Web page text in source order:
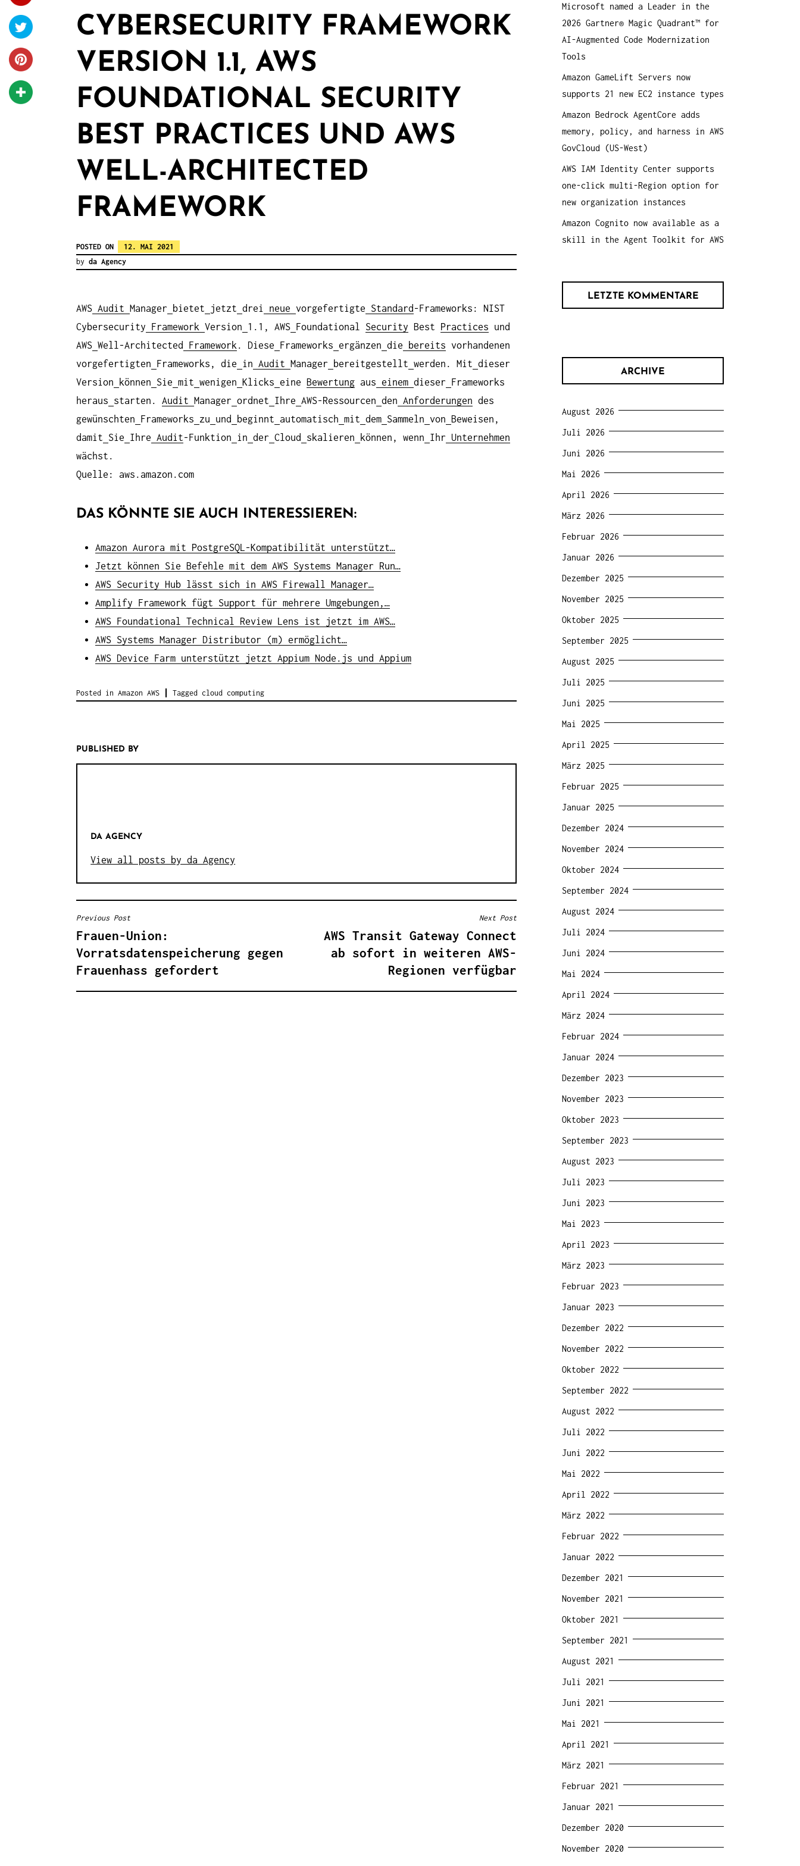
CYBERSECURITY FRAMEWORK
VERSION 1.1, AWS
FOUNDATIONAL SECURITY
BEST PRACTICES UND AWS
WELL-ARCHITECTED
FRAMEWORK
POSTED ON
12. MAI 2021
by da Agency
AWS Audit Manager bietet jetzt drei neue vorgefertigte Standard -Frameworks: NIST
Cybersecurity
Framework Version 1.1, AWS Foundational Security Best Practices und
AWS Well-Architected Framework . Diese Frameworks ergänzen die bereits vorhandenen
vorgefertigten
Frameworks, die in Audit Manager bereitgestellt werden. Mit dieser
Version
können Sie mit wenigen Klicks eine Bewertung aus einem dieser
Frameworks
heraus
starten. Audit Manager ordnet Ihre AWS-Ressourcen den Anforderungen des
gewünschten
Frameworks zu und beginnt automatisch mit dem Sammeln von
Beweisen,
damit
Sie Ihre Audit-Funktion in der Cloud skalieren können, wenn Ihr Unternehmen
wächst.
Quelle: aws.amazon.com
DAS KÖNNTE SIE AUCH INTERESSIEREN:
Amazon Aurora mit PostgreSQL-Kompatibilität unterstützt…
Jetzt können Sie Befehle mit dem AWS Systems Manager Run…
AWS Security Hub lässt sich in AWS Firewall Manager…
Amplify Framework fügt Support für mehrere Umgebungen,…
AWS Foundational Technical Review Lens ist jetzt im AWS…
AWS Systems Manager Distributor (m) ermöglicht…
AWS Device Farm unterstützt jetzt Appium Node.js und Appium
Posted in Amazon AWS Tagged cloud computing
PUBLISHED BY
DA AGENCY
View all posts by da Agency
B
E
I
T
Previous Post
Frauen-Union:
Vorratsdatenspeicherung gegen
Frauenhass gefordert
Next Post
AWS Transit Gateway Connect
ab sofort in weiteren AWS-
Regionen verfügbar
a
c
h
:
Microsoft named a Leader in the
2026 Gartner® Magic Quadrant™ for
AI-Augmented Code Modernization
Tools
Amazon GameLift Servers now
supports 21 new EC2 instance types
Amazon Bedrock AgentCore adds
memory, policy, and harness in AWS
GovCloud (US-West)
AWS IAM Identity Center supports
one-click multi-Region option for
new organization instances
Amazon Cognito now available as a
skill in the Agent Toolkit for AWS
LETZTE KOMMENTARE
ARCHIVE
August 2026
Juli 2026
Juni 2026
Mai 2026
April 2026
März 2026
Februar 2026
Januar 2026
Dezember 2025
November 2025
Oktober 2025
September 2025
August 2025
Juli 2025
Juni 2025
Mai 2025
April 2025
März 2025
Februar 2025
Januar 2025
Dezember 2024
November 2024
Oktober 2024
September 2024
August 2024
Juli 2024
Juni 2024
Mai 2024
April 2024
März 2024
Februar 2024
Januar 2024
Dezember 2023
November 2023
Oktober 2023
September 2023
August 2023
Juli 2023
Juni 2023
Mai 2023
April 2023
März 2023
Februar 2023
Januar 2023
Dezember 2022
November 2022
Oktober 2022
September 2022
August 2022
Juli 2022
Juni 2022
Mai 2022
April 2022
März 2022
Februar 2022
Januar 2022
Dezember 2021
November 2021
Oktober 2021
September 2021
August 2021
Juli 2021
Juni 2021
Mai 2021
April 2021
März 2021
Februar 2021
Januar 2021
Dezember 2020
November 2020